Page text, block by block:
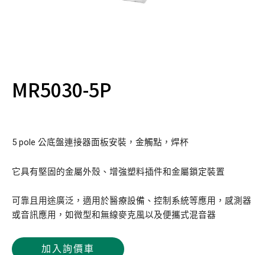
MR5030-5P
5 pole 公底盤連接器面板安裝，金觸點，焊杯
它具有堅固的金屬外殼、增強塑料插件和金屬鎖定裝置
可靠且用途廣泛，適用於醫療設備、控制系統等應用，感測器
或音訊應用，如微型和無線麥克風以及便攜式混音器
加入詢價車